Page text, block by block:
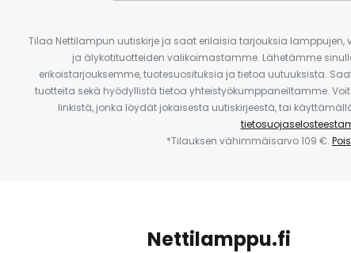
Tilaa Nettilampun uutiskirje ja saat erilaisia tarjouksia
ja älykotituotteiden valikoimastamme. Lähetämme
erikoistarjouksemme, tuotesuosituksia ja tietoa uutuuksista.
tuotteita sekä hyödyllistä tietoa yhteistyökumppaneiltamme.
linkistä, jonka löydät jokaisesta uutiskirjeestä, tai
*Tilauksen vähimmäisarvo 109 €.
Nettilamppu.fi